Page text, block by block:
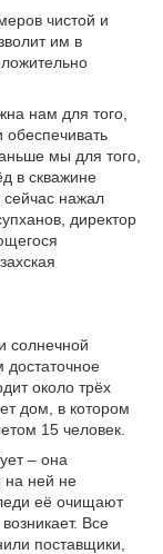
чистой и
им в
нам для того,
мы для того,
в скважине
нажал
директор
солнечной
достаточное
около трёх
дом, в котором
15 человек.
– она
на ней не
её очищают
Все
поставщики,